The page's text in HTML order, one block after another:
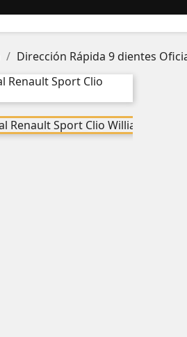
Dirección Rápida 9 dientes